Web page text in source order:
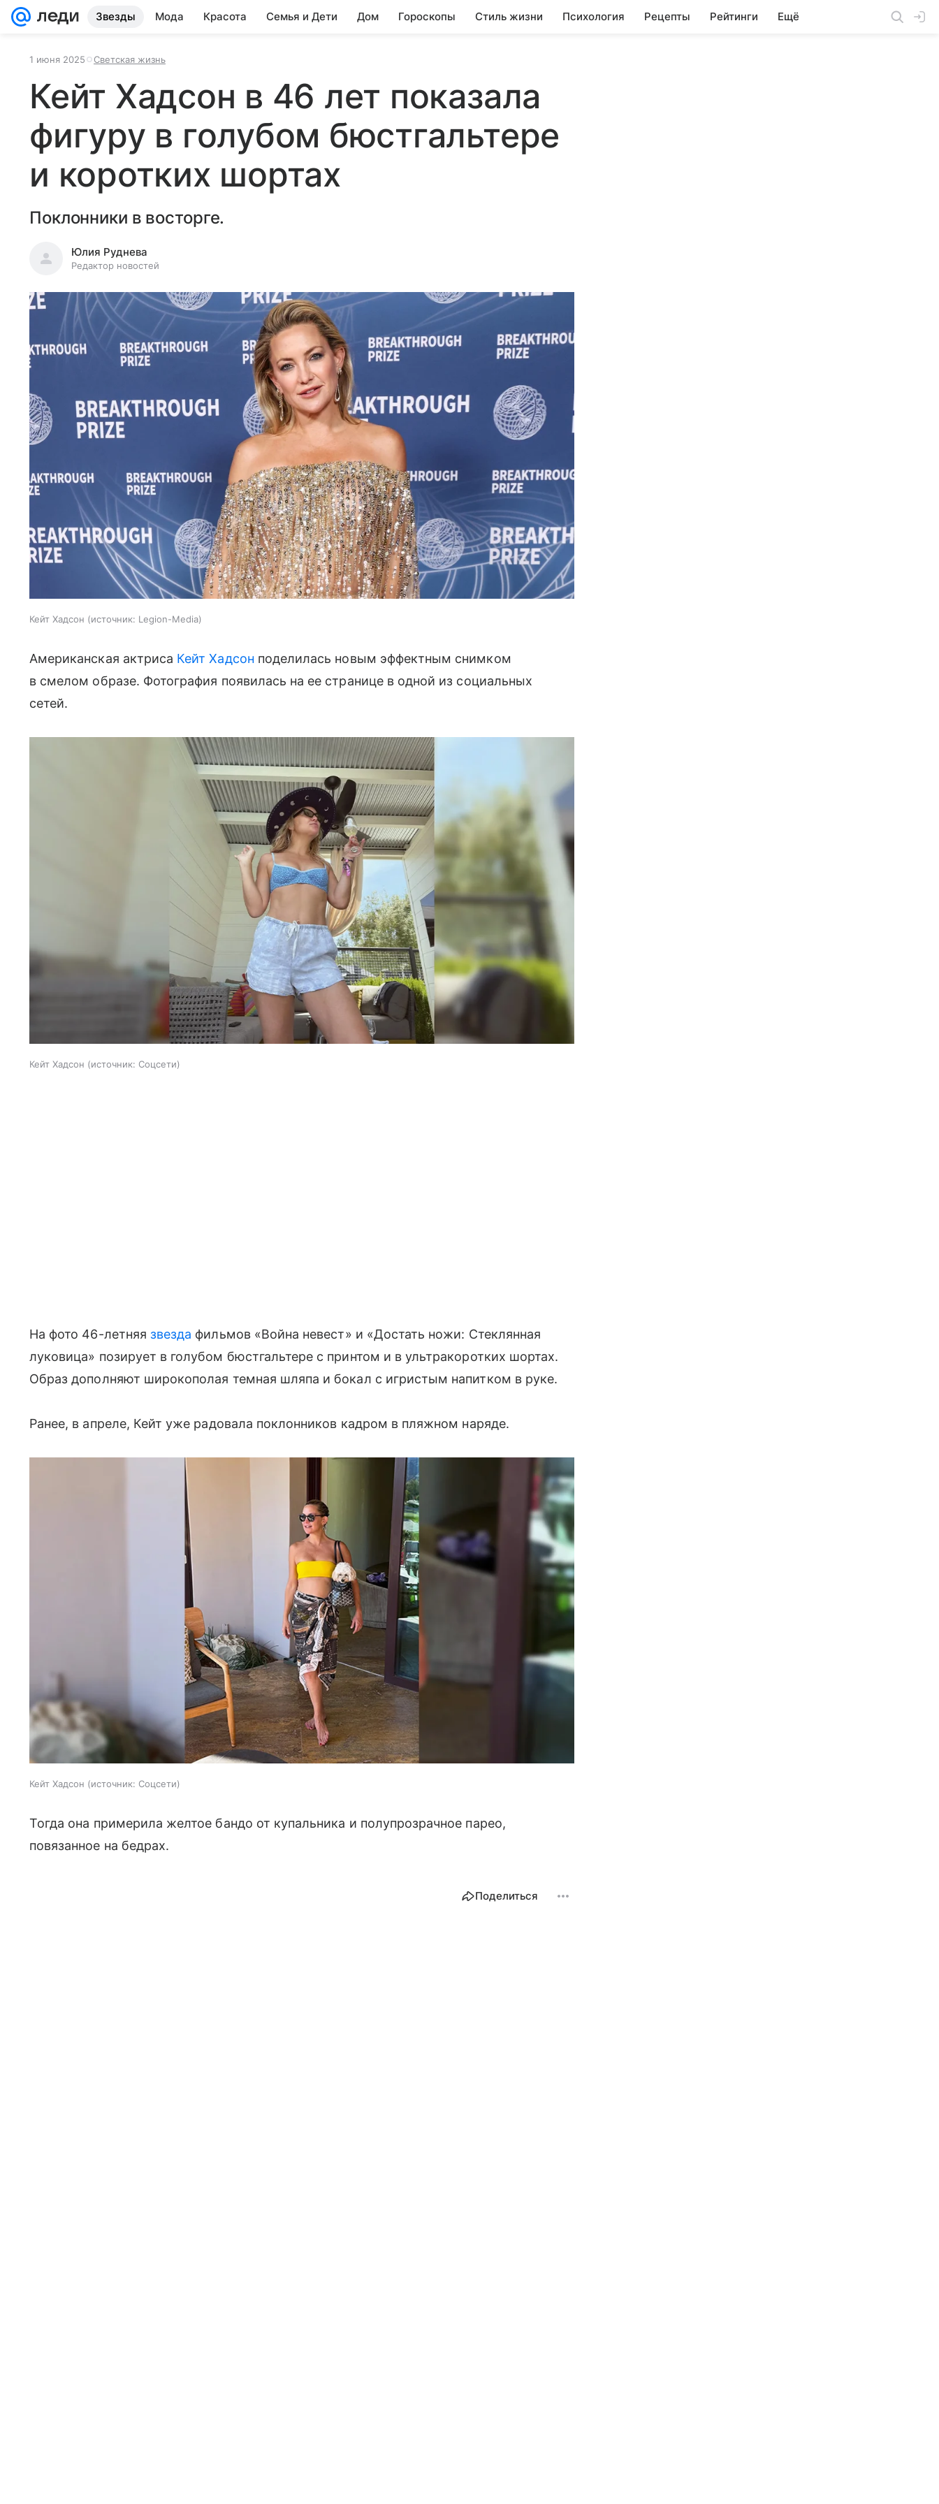
Звезды Мода Красота Семья и Дети Дом Гороскопы Стиль жизни Психология Рецепты Рейтинги Ещё
1 июня 2025 Светская жизнь
Кейт Хадсон в 46 лет показала
фигуру в голубом бюстгальтере
и коротких шортах
Поклонники в восторге.
Юлия Руднева
Редактор новостей
Кейт Хадсон источник: Legion-Media
Американская актриса Кейт Хадсон поделилась новым эффектным снимком
в смелом образе. Фотография появилась на ее странице в одной из социальных
сетей.
Кейт Хадсон источник: Соцсети
На фото 46-летняя звезда фильмов «Война невест» и «Достать ножи: Стеклянная
луковица» позирует в голубом бюстгальтере с принтом и в ультракоротких шортах.
Образ дополняют широкополая темная шляпа и бокал с игристым напитком в руке.
Ранее, в апреле, Кейт уже радовала поклонников кадром в пляжном наряде.
Кейт Хадсон источник: Соцсети
Тогда она примерила желтое бандо от купальника и полупрозрачное парео,
повязанное на бедрах.
Поделиться